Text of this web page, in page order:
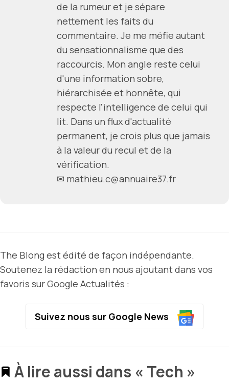
de la rumeur et je sépare
nettement les faits du
commentaire. Je me méfie autant
du sensationnalisme que des
raccourcis. Mon angle reste celui
d'une information sobre,
hiérarchisée et honnête, qui
respecte l'intelligence de celui qui
lit. Dans un flux d'actualité
permanent, je crois plus que jamais
à la valeur du recul et de la
vérification.
✉ mathieu.c@annuaire37.fr
The Blong est édité de façon indépendante.
Soutenez la rédaction en nous ajoutant dans vos
favoris sur Google Actualités :
Suivez nous sur Google News
À lire aussi dans « Tech »